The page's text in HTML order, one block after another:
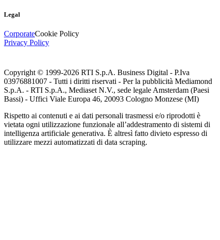
Legal
CorporateCookie Policy
Privacy Policy
Copyright © 1999-2026 RTI S.p.A. Business Digital - P.Iva
03976881007 - Tutti i diritti riservati - Per la pubblicità Mediamond
S.p.A. - RTI S.p.A., Mediaset N.V., sede legale Amsterdam (Paesi
Bassi) - Uffici Viale Europa 46, 20093 Cologno Monzese (MI)
Rispetto ai contenuti e ai dati personali trasmessi e/o riprodotti è
vietata ogni utilizzazione funzionale all’addestramento di sistemi di
intelligenza artificiale generativa. È altresì fatto divieto espresso di
utilizzare mezzi automatizzati di data scraping.